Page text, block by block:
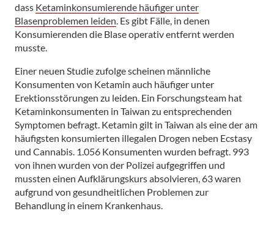
dass Ketaminkonsumierende häufiger unter
Blasenproblemen leiden . Es gibt Fälle, in denen
Konsumierenden die Blase operativ entfernt werden
musste.
Einer neuen Studie zufolge scheinen männliche
Konsumenten von Ketamin auch häufiger unter
Erektionsstörungen zu leiden. Ein Forschungsteam hat
Ketaminkonsumenten in Taiwan zu entsprechenden
Symptomen befragt. Ketamin gilt in Taiwan als eine der am
häufigsten konsumierten illegalen Drogen neben Ecstasy
und Cannabis. 1.056 Konsumenten wurden befragt. 993
von ihnen wurden von der Polizei aufgegriffen und
mussten einen Aufklärungskurs absolvieren, 63 waren
aufgrund von gesundheitlichen Problemen zur
Behandlung in einem Krankenhaus.